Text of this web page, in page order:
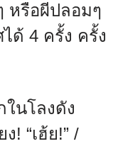
หรือผีปลอมๆ
ด้ 4 ครั้ง ครั้ง
ในโลงดัง
! “เฮ้ย!” /